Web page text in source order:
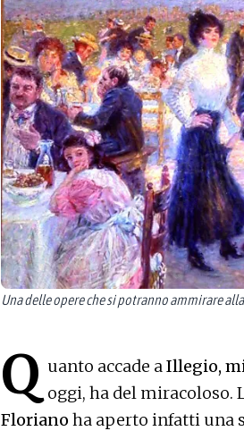
Una delle opere che si potranno ammirare
Q uanto accade aIllegio,
oggi, ha del miracoloso.
Floriano ha aperto infatti una